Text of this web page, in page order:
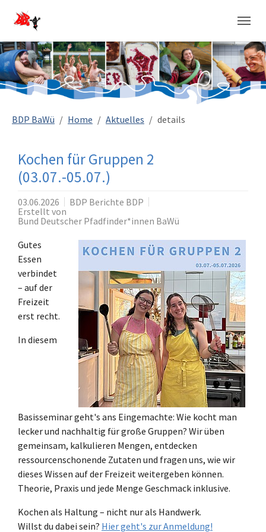
BDP BaWü Home Aktuelles details
Kochen für Gruppen 2
(03.07.-05.07.)
03.06.2026
BDP Berichte BDP
Erstellt von
Bund Deutscher Pfadfinder*innen BaWü
Gutes
Essen
verbindet
– auf der
Freizeit
erst recht.
In diesem
Basisseminar geht's ans Eingemachte: Wie kocht man
lecker und nachhaltig für große Gruppen? Wir üben
gemeinsam, kalkulieren Mengen, entdecken
ressourcenschonende Zutaten und fragen uns, wie wir
dieses Wissen auf der Freizeit weitergeben können.
Theorie, Praxis und jede Menge Geschmack inklusive.
Kochen als Haltung – nicht nur als Handwerk.
Willst du dabei sein? Hier geht's zur Anmeldung!